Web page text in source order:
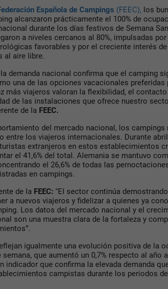
Española de Campings (FEEC), los
alcanzaron prácticamente el 100% de
durante los días festivos de Semana
a niveles cercanos al 80%, impulsadas por
favorables y por el creciente interés
al aire libre.
demanda nacional confirma que el camping
una de las opciones vacacionales preferidas
más viajeros valoran la flexibilidad, el
de las instalaciones que ofrece nuestro
de la FEEC.
del mercado nacional, los campings
entre los viajeros internacionales. Durante
extranjeros en estos establecimientos
el 41,6% del total. Alemania se mantuvo
el 26,6% de todas las
en campings.
de la FEEC: “El sector continúa
a nuevos viajeros y fidelizar a quienes ya
Los datos del mercado nacional y el
son una muestra clara de la fortaleza y
igualmente una evolución positiva de la
que aumentó un 0,7% respecto al año
indicador que confirma la elevada demanda
campistas durante los periodos